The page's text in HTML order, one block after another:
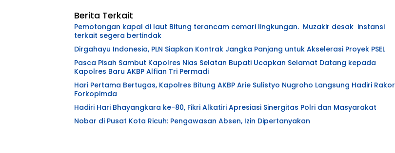
Berita Terkait
Pemotongan kapal di laut Bitung terancam cemari lingkungan. Muzakir desak instansi
terkait segera bertindak
Dirgahayu Indonesia, PLN Siapkan Kontrak Jangka Panjang untuk Akselerasi Proyek PSEL
Pasca Pisah Sambut Kapolres Nias Selatan Bupati Ucapkan Selamat Datang kepada
Kapolres Baru AKBP Alfian Tri Permadi
Hari Pertama Bertugas, Kapolres Bitung AKBP Arie Sulistyo Nugroho Langsung Hadiri Rakor
Forkopimda
Hadiri Hari Bhayangkara ke-80, Fikri Alkatiri Apresiasi Sinergitas Polri dan Masyarakat
Nobar di Pusat Kota Ricuh: Pengawasan Absen, Izin Dipertanyakan